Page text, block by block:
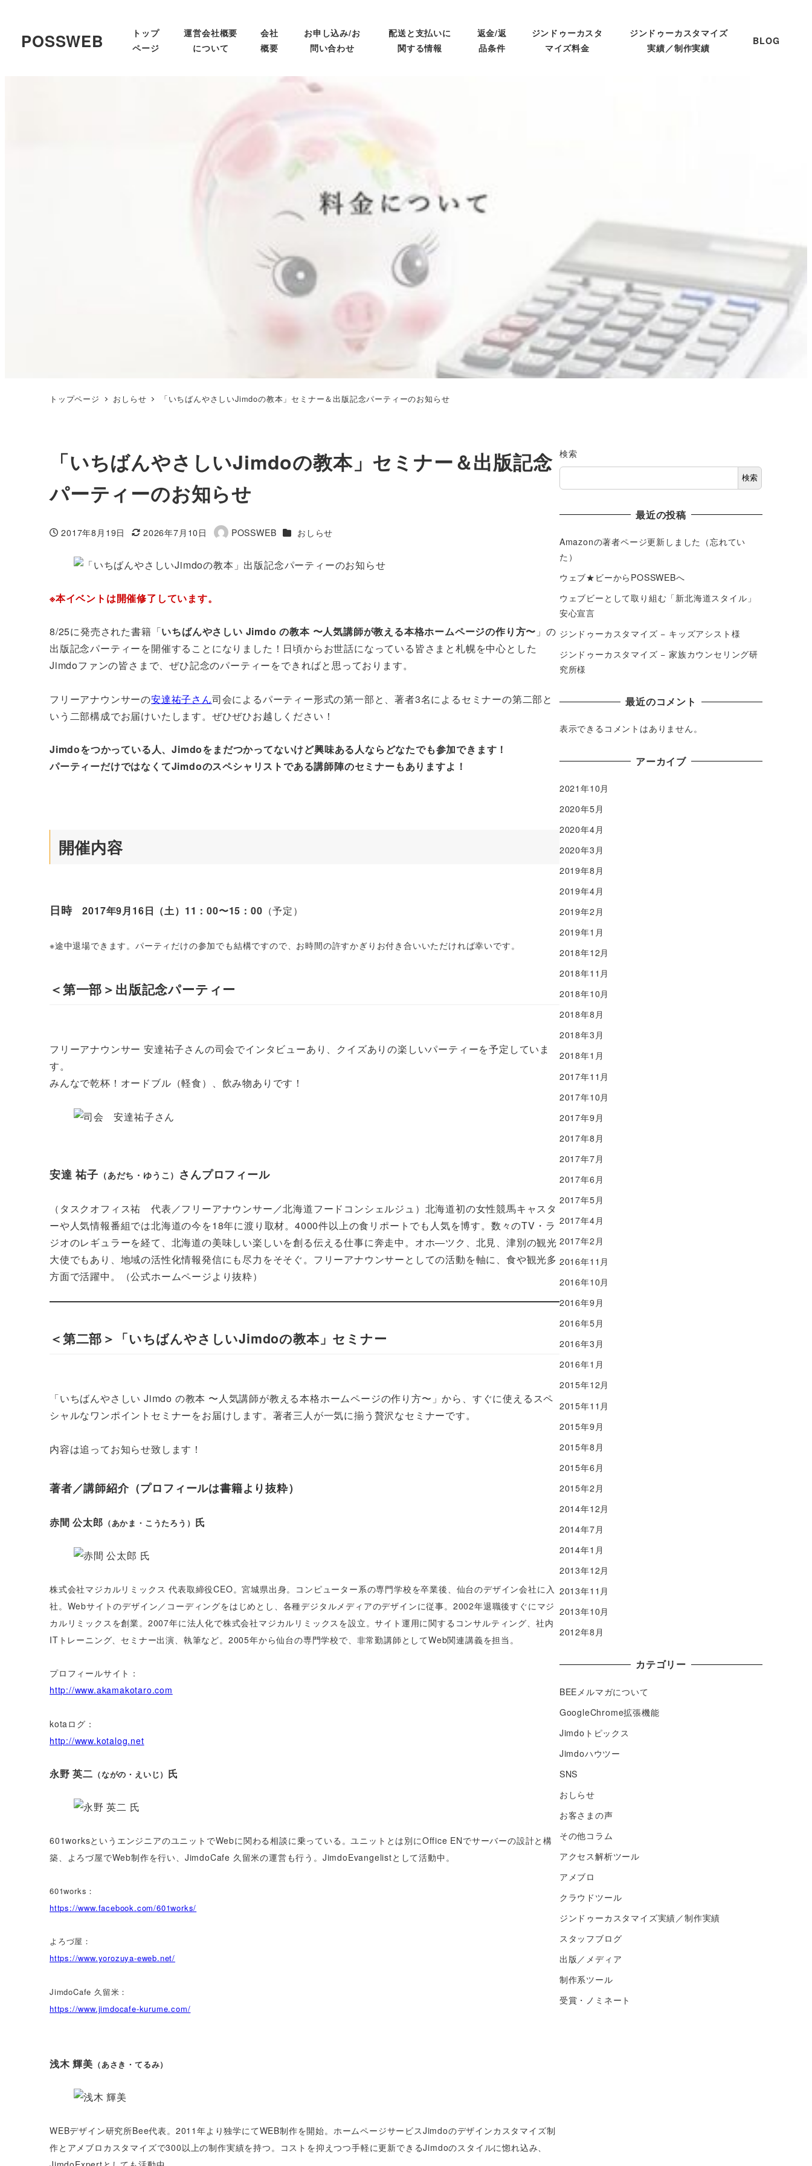
POSSWEB
トップ
ページ
運営会社概要
について
会社
概要
お申し込み/お
問い合わせ
配送と支払いに
関する情報
返金/返
品条件
ジンドゥーカスタ
マイズ料金
ジンドゥーカスタマイズ
実績／制作実績
BLOG
トップページ おしらせ 「いちばんやさしいJimdoの教本」セミナー＆出版記念パーティーのお知らせ
「いちばんやさしいJimdoの教本」セミナー＆出版記念
パーティーのお知らせ
投稿日
2017年8月19日
更新日
2026年7月10日
著
POSSWEB カテゴリー
おしらせ
※本イベントは開催修了しています。
8/25に発売された書籍「いちばんやさしい Jimdo の教本 〜人気講師が教える本格ホームページの作り方〜 」の
出版記念パーティーを開催することになりました！日頃からお世話になっている皆さまと札幌を中心とした
Jimdoファンの皆さまで、ぜひ記念のパーティーをできればと思っております。
フリーアナウンサーの安達祐子さん司会によるパーティー形式の第一部と、著者3名によるセミナーの第二部と
いう二部構成でお届けいたします。ぜひぜひお越しください！
Jimdoをつかっている人、Jimdoをまだつかってないけど興味ある人ならどなたでも参加できます！
パーティーだけではなくてJimdoのスペシャリストである講師陣のセミナーもありますよ！
開催内容
日時 2017年9月16日（土）11：00〜15：00 （予定）
※途中退場できます。パーティだけの参加でも結構ですので、お時間の許すかぎりお付き合いいただければ幸いです。
＜第一部＞出版記念パーティー
フリーアナウンサー 安達祐子さんの司会でインタビューあり、クイズありの楽しいパーティーを予定していま
す。
みんなで乾杯！オードブル（軽食）、飲み物ありです！
安達 祐子 （あだち・ゆうこ） さんプロフィール
（タスクオフィス祐 代表／フリーアナウンサー／北海道フードコンシェルジュ）北海道初の女性競馬キャスタ
ーや人気情報番組では北海道の今を18年に渡り取材。4000件以上の食リポートでも人気を博す。数々のTV・ラ
ジオのレギュラーを経て、北海道の美味しい楽しいを創る伝える仕事に奔走中。オホ―ツク、北見、津別の観光
大使でもあり、地域の活性化情報発信にも尽力をそそぐ。フリーアナウンサーとしての活動を軸に、食や観光多
方面で活躍中。（公式ホームページより抜粋）
＜第二部＞「いちばんやさしいJimdoの教本」セミナー
「いちばんやさしい Jimdo の教本 〜人気講師が教える本格ホームページの作り方〜」から、すぐに使えるスペ
シャルなワンポイントセミナーをお届けします。著者三人が一気に揃う贅沢なセミナーです。
内容は追ってお知らせ致します！
著者／講師紹介（プロフィールは書籍より抜粋）
赤間 公太郎 （あかま・こうたろう） 氏
株式会社マジカルリミックス 代表取締役CEO。宮城県出身。コンピューター系の専門学校を卒業後、仙台のデザイン会社に入
社。Webサイトのデザイン／コーディングをはじめとし、各種デジタルメディアのデザインに従事。2002年退職後すぐにマジ
カルリミックスを創業。2007年に法人化で株式会社マジカルリミックスを設立。サイト運用に関するコンサルティング、社内
ITトレーニング、セミナー出演、執筆など。2005年から仙台の専門学校で、非常勤講師としてWeb関連講義を担当。
プロフィールサイト：
http://www.akamakotaro.com
kotaログ：
http://www.kotalog.net
永野 英二 （ながの・えいじ） 氏
601worksというエンジニアのユニットでWebに関わる相談に乗っている。ユニットとは別にOffice ENでサーバーの設計と構
築、よろづ屋でWeb制作を行い、JimdoCafe 久留米の運営も行う。JimdoEvangelistとして活動中。
601works：
https://www.facebook.com/601works/
よろづ屋：
https://www.yorozuya-eweb.net/
JimdoCafe 久留米：
https://www.jimdocafe-kurume.com/
浅木 輝美 （あさき・てるみ）
WEBデザイン研究所Bee代表。2011年より独学にてWEB制作を開始。ホームページサービスJimdoのデザインカスタマイズ制
作とアメブロカスタマイズで300以上の制作実績を持つ。コストを抑えつつ手軽に更新できるJimdoのスタイルに惚れ込み、
検索
検索
最近の投稿
Amazonの著者ページ更新しました（忘れてい
た）
ウェブ★ビーからPOSSWEBへ
ウェブビーとして取り組む「新北海道スタイル」
安心宣言
ジンドゥーカスタマイズ − キッズアシスト様
ジンドゥーカスタマイズ − 家族カウンセリング研
究所様
最近のコメント
表示できるコメントはありません。
アーカイブ
2021年10月
2020年5月
2020年4月
2020年3月
2019年8月
2019年4月
2019年2月
2019年1月
2018年12月
2018年11月
2018年10月
2018年8月
2018年3月
2018年1月
2017年11月
2017年10月
2017年9月
2017年8月
2017年7月
2017年6月
2017年5月
2017年4月
2017年2月
2016年11月
2016年10月
2016年9月
2016年5月
2016年3月
2016年1月
2015年12月
2015年11月
2015年9月
2015年8月
2015年6月
2015年2月
2014年12月
2014年7月
2014年1月
2013年12月
2013年11月
2013年10月
2012年8月
カテゴリー
BEEメルマガについて
GoogleChrome拡張機能
Jimdoトピックス
Jimdoハウツー
SNS
おしらせ
お客さまの声
その他コラム
アクセス解析ツール
アメブロ
クラウドツール
ジンドゥーカスタマイズ実績／制作実績
スタッフブログ
出版／メディア
制作系ツール
受賞・ノミネート